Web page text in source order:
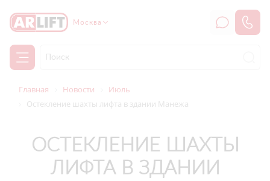
Москва
Главная Новости
Июль
Остекление шахты лифта в здании Манежа
ОСТЕКЛЕНИЕ ШАХТЫ
ЛИФТА В ЗДАНИИ